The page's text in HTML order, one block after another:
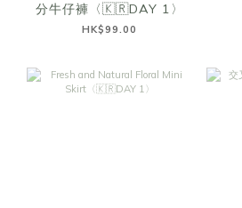
分牛仔褲〈🇰🇷DAY 1〉
HK$99.00